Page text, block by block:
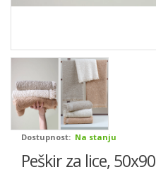
Dostupnost: Na stanju
Peškir za lice, 50x90